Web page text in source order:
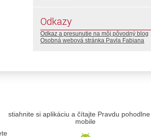
Odkazy
Odkaz a presunutie na môj pôvodný blog
Osobná webová stránka Pavla Fabiana
stiahnite si aplikáciu a čítajte Pravdu
mobile